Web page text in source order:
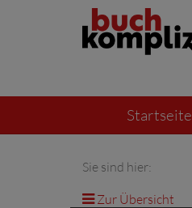
Startseite
Sie sind hier:
Zur Übersicht